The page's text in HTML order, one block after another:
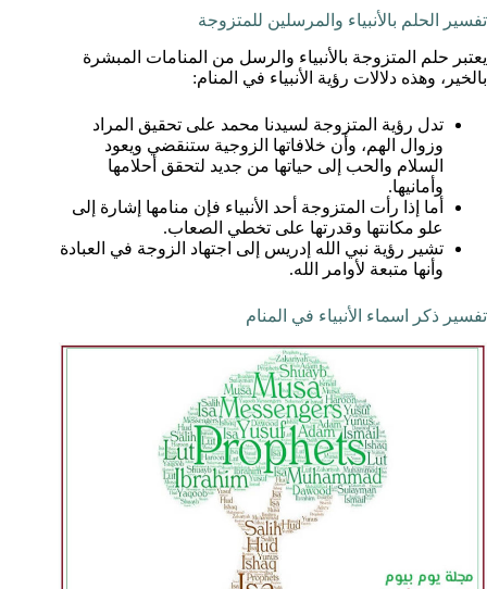
تفسير الحلم بالأنبياء والمرسلين للمتزوجة
يعتبر حلم المتزوجة بالأنبياء والرسل من المنامات المبشرة
بالخير، وهذه دلالات رؤية الأنبياء في المنام:
تدل رؤية المتزوجة لسيدنا محمد على تحقيق المراد
وزوال الهم، وأن خلافاتها الزوجية ستنقضي ويعود
السلام والحب إلى حياتها من جديد لتحقق أحلامها
وأمانيها.
أما إذا رأت المتزوجة أحد الأنبياء فإن منامها إشارة إلى
علو مكانتها وقدرتها على تخطي الصعاب.
تشير رؤية نبي الله إدريس إلى اجتهاد الزوجة في العبادة
وأنها متبعة لأوامر الله.
تفسير ذكر اسماء الأنبياء في المنام